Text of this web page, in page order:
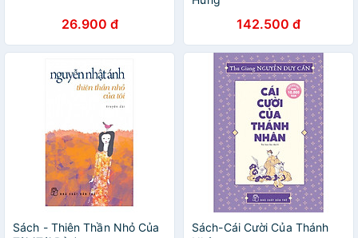
26.900 đ 142.500 đ
Sách - Thiên Thần Nhỏ Của
Sách-Cái Cười Của Thánh